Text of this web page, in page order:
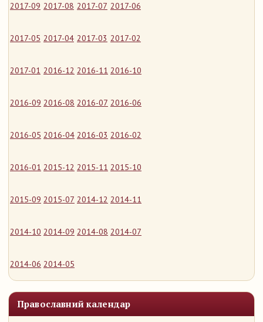
2017-09 2017-08 2017-07 2017-06
2017-05 2017-04 2017-03 2017-02
2017-01 2016-12 2016-11 2016-10
2016-09 2016-08 2016-07 2016-06
2016-05 2016-04 2016-03 2016-02
2016-01 2015-12 2015-11 2015-10
2015-09 2015-07 2014-12 2014-11
2014-10 2014-09 2014-08 2014-07
2014-06 2014-05
Православний календар